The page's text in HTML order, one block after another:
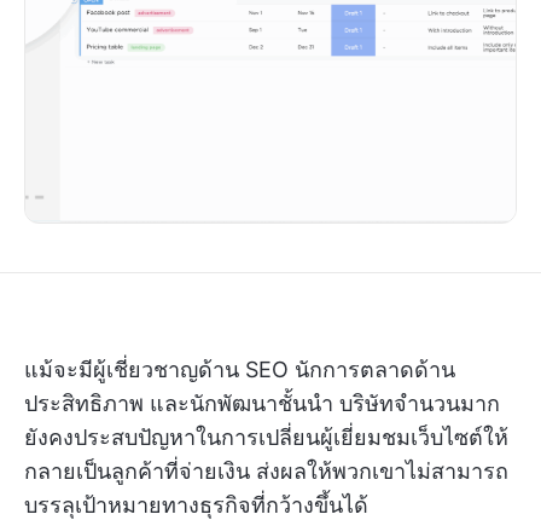
แม้จะมีผู้เชี่ยวชาญด้าน SEO นักการตลาดด้าน
ประสิทธิภาพ และนักพัฒนาชั้นนำ บริษัทจำนวนมาก
ยังคงประสบปัญหาในการเปลี่ยนผู้เยี่ยมชมเว็บไซต์ให้
กลายเป็นลูกค้าที่จ่ายเงิน ส่งผลให้พวกเขาไม่สามารถ
บรรลุเป้าหมายทางธุรกิจที่กว้างขึ้นได้